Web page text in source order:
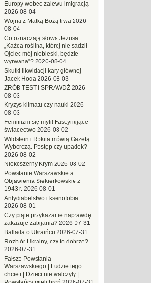
Europy wobec zalewu imigracją
2026-08-04
Wojna z Matką Bożą trwa 2026-
08-04
Co oznaczają słowa Jezusa
„Każda roślina, której nie sadził
Ojciec mój niebieski, będzie
wyrwana”? 2026-08-04
Skutki likwidacji kary głównej –
Jacek Hoga 2026-08-03
ZRÓB TEST I SPRAWDŹ 2026-
08-03
Kryzys klimatu czy nauki 2026-
08-03
Feminizm się myli! Fascynujące
świadectwo 2026-08-02
Wildstein i Rokita mówią Gazetą
Wyborczą. Postęp czy upadek?
2026-08-02
Niekoszerny Krym 2026-08-02
Powstanie Warszawskie a
Objawienia Siekierkowskie z
1943 r. 2026-08-01
Antydiabelstwo i ksenofobia
2026-08-01
Czy piąte przykazanie naprawdę
zakazuje zabijania? 2026-07-31
Ballada o Ukraińcu 2026-07-31
Rozbiór Ukrainy, czy to dobrze?
2026-07-31
Fałsze Powstania
Warszawskiego | Ludzie tego
chcieli | Dzieci nie walczyły |